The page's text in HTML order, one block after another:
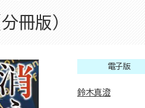
冊版）
電子版
鈴木真澄